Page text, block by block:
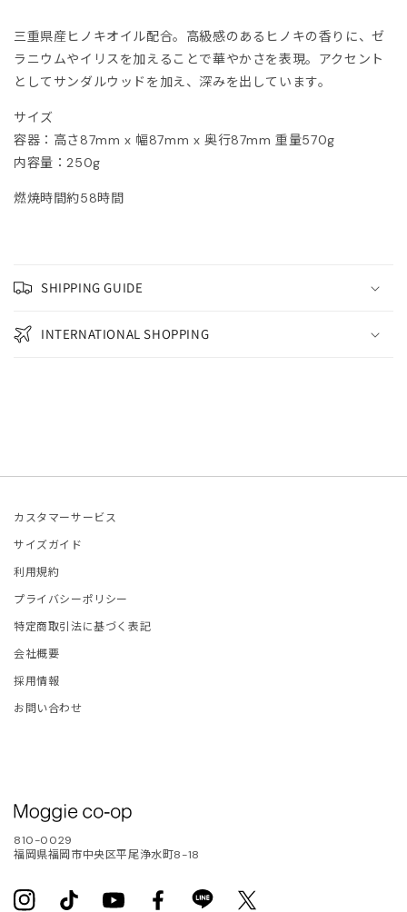
MAISON MARGIELA
robe noire
D'HOORE
Aloné
COOKE
NUDE
三重県産ヒノキオイル配合。高級感のあるヒノキの香りに、ゼ
ラニウムやイリスを加えることで華やかさを表現。アクセント
としてサンダルウッドを加え、深みを出しています。
サイズ
容器：高さ87mm x 幅87mm x 奥行87mm 重量570g
内容量：250g
燃焼時間約58時間
SHIPPING GUIDE
INTERNATIONAL SHOPPING
カスタマーサービス
サイズガイド
利用規約
プライバシーポリシー
特定商取引法に基づく表記
会社概要
採用情報
お問い合わせ
810-0029
福岡県福岡市中央区平尾浄水町8-18
InstagramTikTokYouTube FacebookTranslation